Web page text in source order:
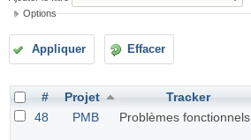
Options
Appliquer Effacer
# Projet Tracker
48
PMB Problèmes fonctionnels